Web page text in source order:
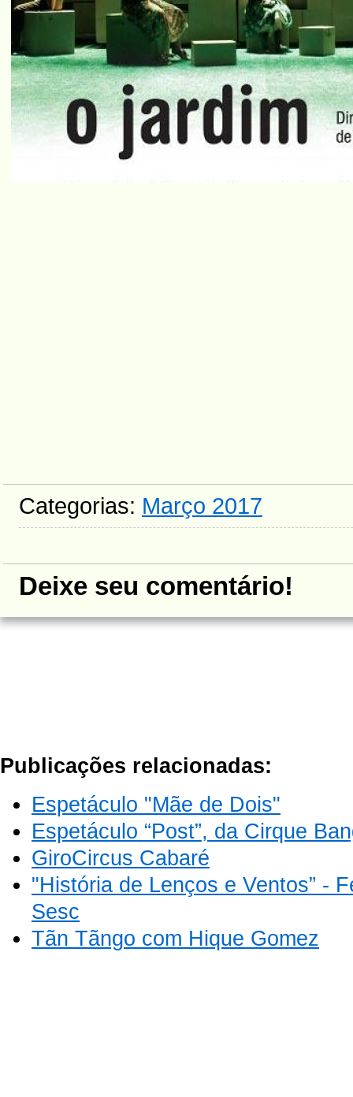
Categorias: Março 2017
Deixe seu comentário!
Publicações relacionadas:
Espetáculo "Mãe de Dois"
Espetáculo “Post”, da Cirque
GiroCircus Cabaré
"História de Lenços e Ventos” -
Sesc
Tãn Tãngo com Hique Gomez